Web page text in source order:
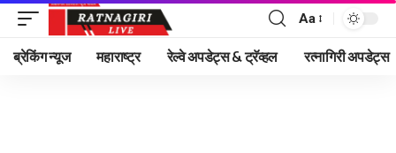
Font
Resizer
Aa
ब्रेकिंग न्यूज महाराष्ट्र रेल्वे अपडेट्स & ट्रॅव्हल रत्नागिरी अपडेट्स